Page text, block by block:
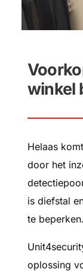
winkel
Helaas
door het
is diefstal
te beperken.
oplossing